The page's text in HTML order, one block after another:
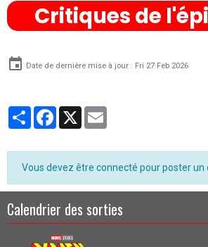
Critiques de
Date de dernière mise à jour : Fri 27 Feb 2026
PartagerFacebook
X
Vous devez être connecté pour poster
Calendrier des sorties